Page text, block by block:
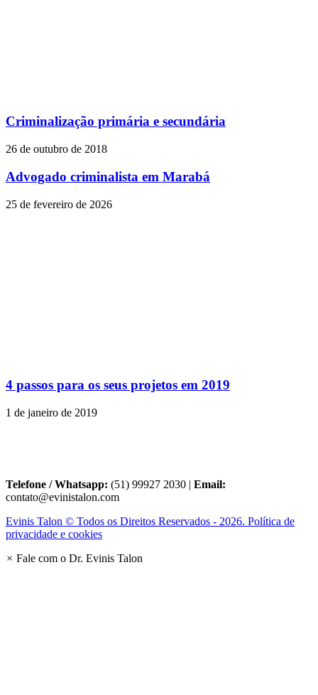
Criminalização primária e secundária
26 de outubro de 2018
Advogado criminalista em Marabá
25 de fevereiro de 2026
4 passos para os seus projetos em 2019
1 de janeiro de 2019
Telefone / Whatsapp: (51) 99927 2030 | Email:
contato@evinistalon.com
Evinis Talon © Todos os Direitos Reservados - 2026. Política de
privacidade e cookies
× Fale com o Dr. Evinis Talon